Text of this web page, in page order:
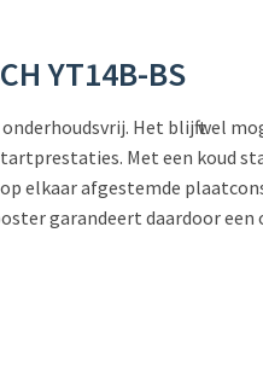
YT14B-BS
onderhoudsvrij. Het blijft
Met een koud
elkaar afgestemde
garandeert daardoor